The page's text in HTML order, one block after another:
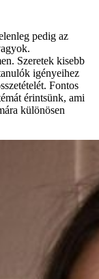
pedig az
Szeretek kisebb
igényeihez
Fontos
érintsünk, ami
különösen